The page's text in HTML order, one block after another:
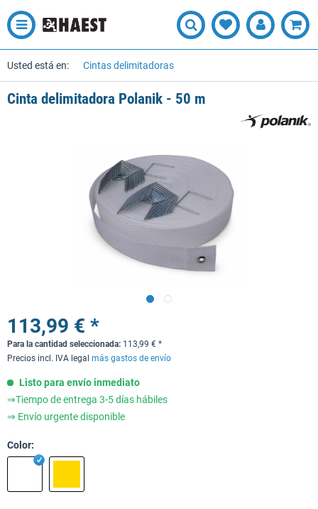
Usted está en: Cintas delimitadoras
Cinta delimitadora Polanik - 50 m
113,99 € *
Para la cantidad seleccionada: 113,99 € *
Precios incl. IVA legal más gastos de envío
Listo para envío inmediato
⇒Tiempo de entrega 3-5 días hábiles
⇒ Envío urgente disponible
Color: